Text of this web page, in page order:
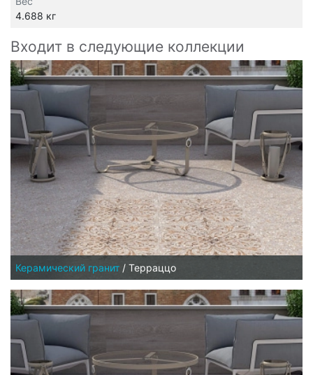
4.688 кг
Входит в следующие коллекции
Керамический гранит / Терраццо